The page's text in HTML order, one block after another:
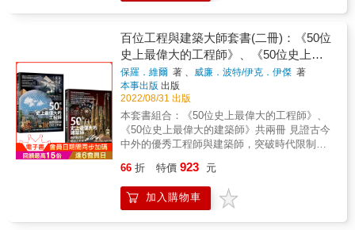
敦這座保守城市進行建築改革是如此舉步維
艱，甚至受到查爾斯王子百般阻撓，他直接當
著王子的面嗆聲，還登報公開譴責王子濫用特
權！ ▎一度被AA校長認定「不適合做建築」的
建築大師 出身建築世家，義大利曾祖父
Eugenio興建自己的別墅，堂哥Ernesto Rogers
的米蘭BBPR是義大利最知名的現代建築事務
所，二戰的爆發讓他遠離這一切，讓他從原本
的義大利資產階級生活，轉落到倫敦一間寄宿
單人房。天生患有「讀寫障礙」讓一切更加絕
是「出了名的爛」。這樣的他，日後如何逆轉
人生，進入歐洲最高建築學府AA建築聯盟學
院，再進耶魯師從Paul Rudolph、Serge
一幢偉大的建築始於不可量度的靈感啟迪，經
由一連串可量度的設計過程，最後呈現出不可
量度的精神向度。 ◇ 一幢建築物不可量度的精
神，有賴於其可量度的實際情況與構件。 ◇ 每
本書都是一種奉獻，儲存這些奉獻的地方是近
乎神聖的圖書館，向你訴說著此種奉獻。 ◇ 當
光線尚未觸及建築物的翼側之前，並不曉得自
己有多麼偉大。 ◇ 工程和設計不應該是兩回
事，他們必須是同一件事。 ◇ 結構和建築是不
能被分開的，它們彼此共生。 ◇ 書本極其重
僅付清了它的印刷費用。 ◇ 高層建築的基座應
該要比頂端寬大，而且在頂端部分的柱子應該
輕盈地像是會跳舞的仙女，而在基座的柱子應
---------------------------------------------- ｜特色一｜：
聽見不為人知的建築師心聲 你眼中的建築師與
實際的建築師根本完全不同，從未想過建築師
會有這些情緒起伏。 ｜特色二｜：幽默療癒的
圖像，讓你看了又哭又笑 運用線條簡單的筆觸
來呈現圖像，光看到圖就很療癒，不知不覺將
一篇篇故事看完。 ----------------------------------------
-------------------------------------------------------------------
--------------------------------------------------------- ｜每
一則內心劇場，都是笑中帶淚的建築人生｜ 曾
想到從此熬夜熬成了遊魂，喝蜆精成了蜆人。
〈建築系學生與夜晚的糾纏〉 王董每天都在應
酬中流連忘返，於是董娘商請建築師把客廳裝
百位工程與建築大師套書(二冊)：《50位
史上最偉大的工程師》、《50位史上最
偉大的建築師》
保羅．維爾 著 、 威廉．波特/伊克．伊傑 著
本事出版 出版
2022/08/31 出版
本套書組合：《50位史上最偉大的工程師》、
《50位史上最偉大的建築師》共兩冊 見證古今
中外的優秀工程師與建築師，突破時代限制大
師》 一本由STEM教育大使及STEM教育叢書
作者共同執筆的跨學科最新力作！ 你可曾想
過，每天通勤的交通工具、冬暖夏涼的居住空
66 折 特價 923 元
加入購物車